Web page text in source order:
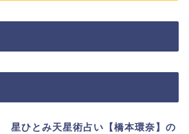
星ひとみ天星術占い【橋本環奈】の